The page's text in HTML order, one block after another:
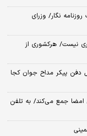
نگار/ وزرای
نیست/ هرکشوری از
دفن پیکر مداح جوان کجا
امضا جمع می‌کند/ به تلفن